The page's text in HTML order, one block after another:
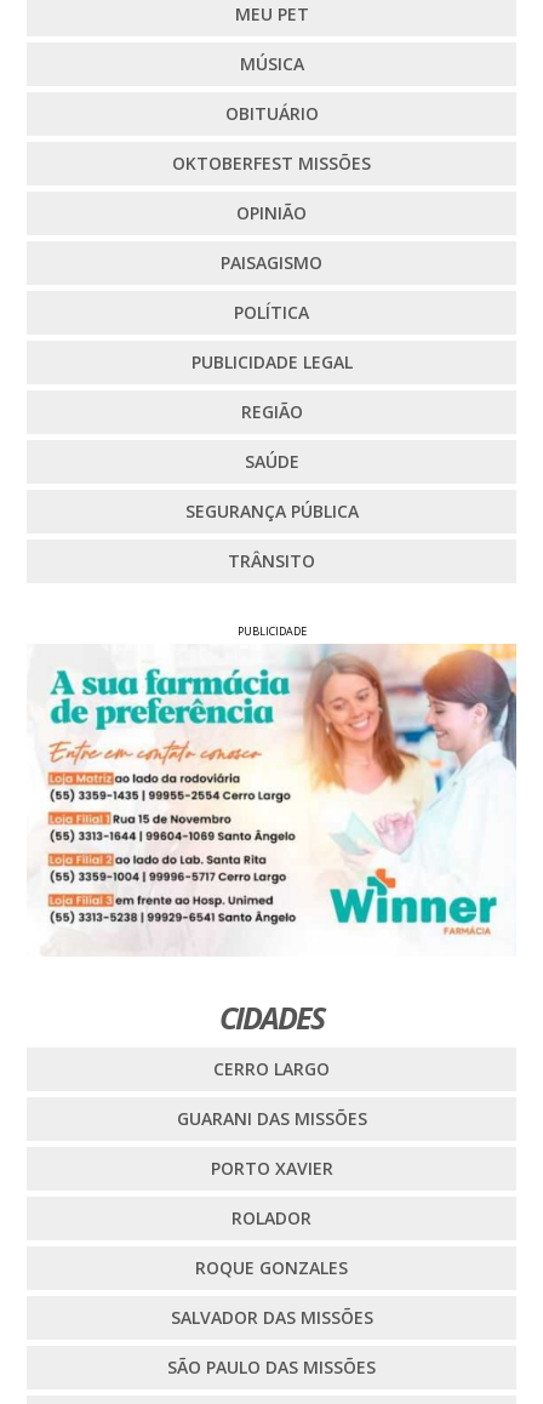
MEU PET
MÚSICA
OBITUÁRIO
OKTOBERFEST MISSÕES
OPINIÃO
PAISAGISMO
POLÍTICA
PUBLICIDADE LEGAL
REGIÃO
SAÚDE
SEGURANÇA PÚBLICA
TRÂNSITO
PUBLICIDADE
CIDADES
CERRO LARGO
GUARANI DAS MISSÕES
PORTO XAVIER
ROLADOR
ROQUE GONZALES
SALVADOR DAS MISSÕES
SÃO PAULO DAS MISSÕES